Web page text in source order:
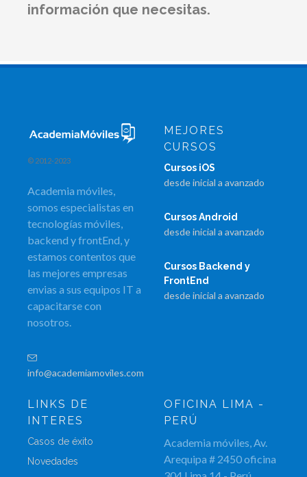
información que necesitas.
© 2012-2023
Academia móviles,
somos especialistas en
tecnologías móviles,
backend y frontEnd, y
estamos contentos que
las mejores empresas
envias a sus equipos IT a
capacitarse con
nosotros.
info@academiamoviles.com
MEJORES
CURSOS
Cursos iOS
desde inicial a avanzado
Cursos Android
desde inicial a avanzado
Cursos Backend y
FrontEnd
desde inicial a avanzado
LINKS DE
INTERES
Casos de éxito
Novedades
OFICINA LIMA -
PERÚ
Academia móviles, Av.
Arequipa # 2450 oficina